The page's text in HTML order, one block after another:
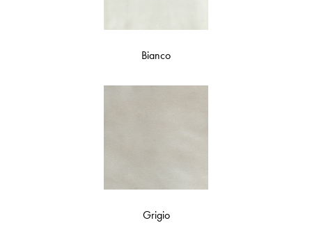
Bianco
Grigio